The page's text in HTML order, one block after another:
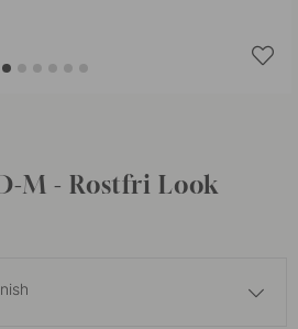
M - Rostfri Look